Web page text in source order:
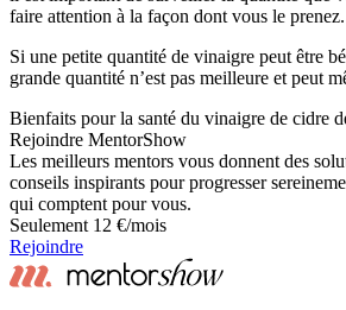
faire attention à la façon dont vous le prenez.
Si une petite quantité de vinaigre peut être
grande quantité n’est pas meilleure et peut
Bienfaits pour la santé du vinaigre de cidre
Rejoindre MentorShow
Les meilleurs mentors vous donnent des
conseils inspirants pour progresser
qui comptent pour vous.
Seulement 12 €/mois
Rejoindre